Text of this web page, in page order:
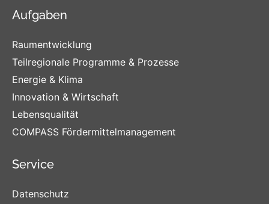
Aufgaben
Raumentwicklung
Teilregionale Programme & Prozesse
Energie & Klima
Innovation & Wirtschaft
Lebensqualität
COMPASS Fördermittelmanagement
Service
Datenschutz